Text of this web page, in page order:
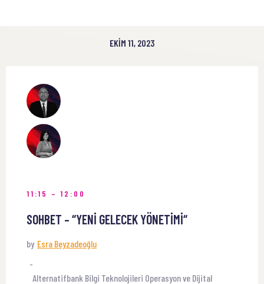
EKIM 11, 2023
11:15 – 12:00
SOHBET – “YENİ GELECEK YÖNETİMİ“
by Esra Beyzadeoğlu
-
Alternatifbank Bilgi Teknolojileri Operasyon ve Dijital